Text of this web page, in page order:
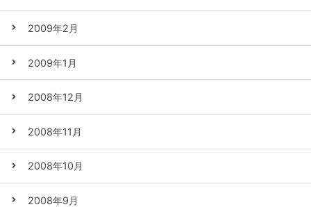
2009年2月
2009年1月
2008年12月
2008年11月
2008年10月
2008年9月